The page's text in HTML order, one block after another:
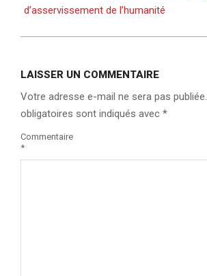
d’asservissement de l’humanité
LAISSER UN COMMENTAIRE
Votre adresse e-mail ne sera pas publiée.
obligatoires sont indiqués avec *
Commentaire
*